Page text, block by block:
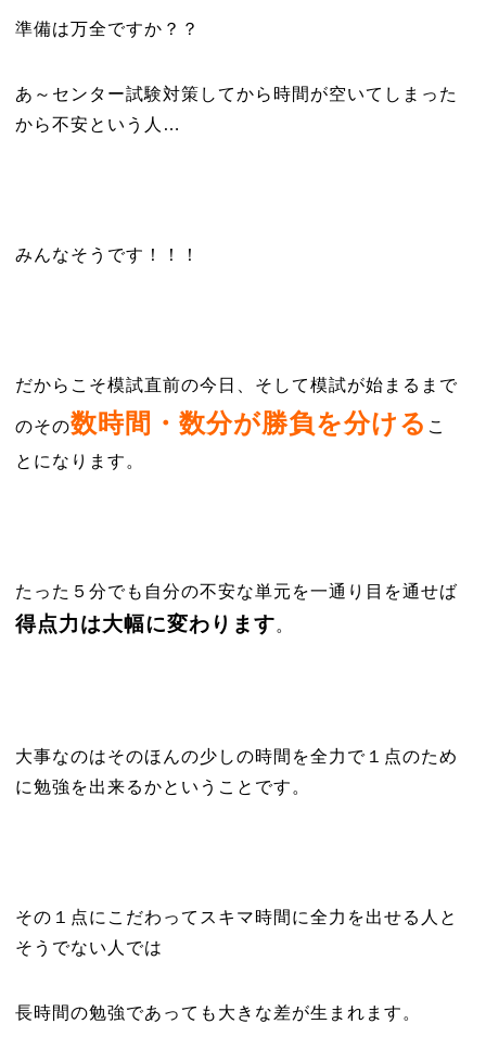
準備は万全ですか？？
あ～センター試験対策してから時間が空いてしまった
から不安という人…
みんなそうです！！！
だからこそ模試直前の今日、そして模試が始まるまで
のその数時間・数分が勝負を分ける こ
とになります。
たった５分でも自分の不安な単元を一通り目を通せば
得点力は大幅に変わります。
大事なのはそのほんの少しの時間を全力で１点のため
に勉強を出来るかということです。
その１点にこだわってスキマ時間に全力を出せる人と
そうでない人では
長時間の勉強であっても大きな差が生まれます。